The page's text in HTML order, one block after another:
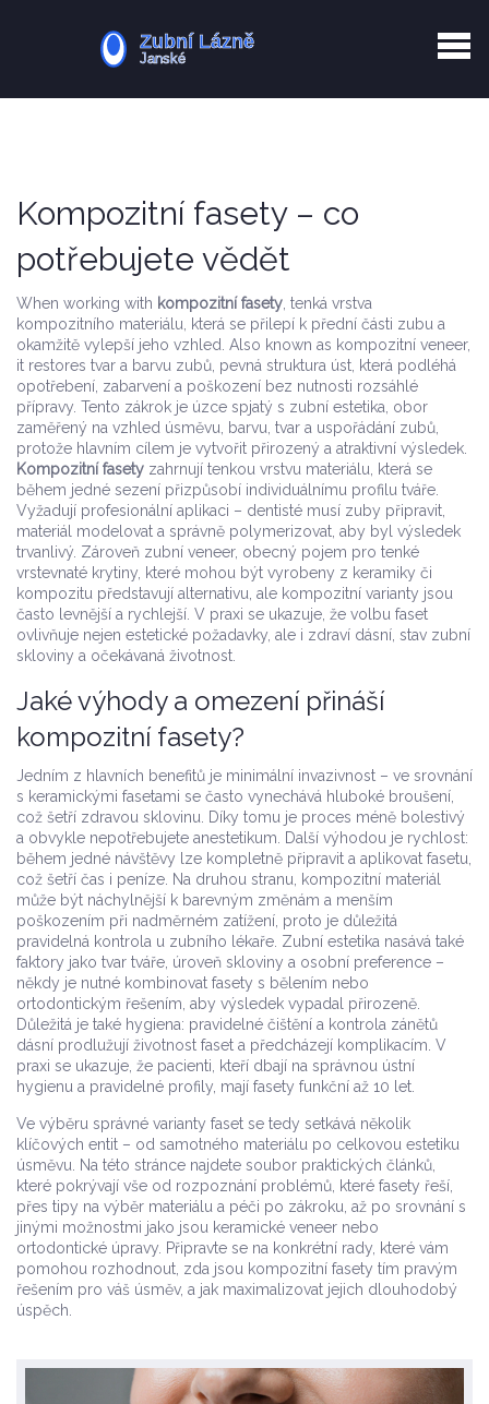
Zotavení po extrakci
Kompozitní fasety – co
potřebujete vědět
When working with kompozitní fasety tenká vrstva
kompozitního materiálu, která se přilepí k přední části zubu a
okamžitě vylepší jeho vzhled . Also known as kompozitní veneer,
it restores tvar a barvu zubů pevná struktura úst, která podléhá
opotřebení, zabarvení a poškození bez nutnosti rozsáhlé
přípravy. Tento zákrok je úzce spjatý s zubní estetika obor
zaměřený na vzhled úsměvu, barvu, tvar a uspořádání zubů
protože hlavním cílem je vytvořit přirozený a atraktivní výsledek.
Kompozitní fasety zahrnují tenkou vrstvu materiálu, která se
během jedné sezení přizpůsobí individuálnímu profilu tváře.
Vyžadují profesionální aplikaci – dentisté musí zuby připravit,
materiál modelovat a správně polymerizovat, aby byl výsledek
trvanlivý. Zároveň zubní veneer, obecný pojem pro tenké
vrstevnaté krytiny, které mohou být vyrobeny z keramiky či
kompozitu představují alternativu, ale kompozitní varianty jsou
často levnější a rychlejší. V praxi se ukazuje, že volbu faset
ovlivňuje nejen estetické požadavky, ale i zdraví dásní, stav zubní
skloviny a očekávaná životnost.
Jaké výhody a omezení přináší
kompozitní fasety?
Jedním z hlavních benefitů je minimální invazivnost – ve srovnání
s keramickými fasetami se často vynechává hluboké broušení,
což šetří zdravou sklovinu. Díky tomu je proces méně bolestivý
a obvykle nepotřebujete anestetikum. Další výhodou je rychlost:
během jedné návštěvy lze kompletně připravit a aplikovat fasetu,
což šetří čas i peníze. Na druhou stranu, kompozitní materiál
může být náchylnější k barevným změnám a menším
poškozením při nadměrném zatížení, proto je důležitá
pravidelná kontrola u zubního lékaře. Zubní estetika nasává také
faktory jako tvar tváře, úroveň skloviny a osobní preference –
někdy je nutné kombinovat fasety s bělením nebo
ortodontickým řešením, aby výsledek vypadal přirozeně.
Důležitá je také hygiena: pravidelné čištění a kontrola zánětů
dásní prodlužují životnost faset a předcházejí komplikacím. V
praxi se ukazuje, že pacienti, kteří dbají na správnou ústní
hygienu a pravidelné profily, mají fasety funkční až 10 let.
Ve výběru správné varianty faset se tedy setkává několik
klíčových entit – od samotného materiálu po celkovou estetiku
úsměvu. Na této stránce najdete soubor praktických článků,
které pokrývají vše od rozpoznání problémů, které fasety řeší,
přes tipy na výběr materiálu a péči po zákroku, až po srovnání s
jinými možnostmi jako jsou keramické veneer nebo
ortodontické úpravy. Připravte se na konkrétní rady, které vám
pomohou rozhodnout, zda jsou kompozitní fasety tím pravým
řešením pro váš úsměv, a jak maximalizovat jejich dlouhodobý
úspěch.